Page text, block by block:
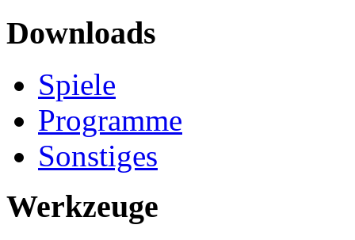
Downloads
Spiele
Programme
Sonstiges
Werkzeuge